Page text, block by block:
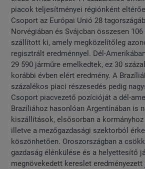
piacok teljesítményei régiónként
Csoport az Európai Unió 28
Norvégiában és Svájcban összesen
szállított ki, amely megközelítőleg
regisztrált eredménnyel. Dél-
29 590 járműre emelkedtek, ez 30
korábbi évben elért eredmény. A
százalékos piaci részesedés pedig
Csoport piacvezető pozícióját a dél-
Brazíliához hasonlóan Argentínában is
kiszállítások, elsősorban a
illetve a mezőgazdasági szektorból
köszönhetően. Oroszországban a
gazdaság élénkülése és a helyettesítő
megnövekedett kereslet